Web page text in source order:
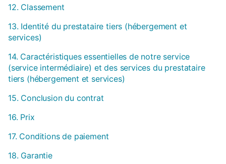
12. Classement
13. Identité du prestataire tiers (hébergement et
services)
14. Caractéristiques essentielles de notre service
(service intermédiaire) et des services du prestataire
tiers (hébergement et services)
15. Conclusion du contrat
16. Prix
17. Conditions de paiement
18. Garantie